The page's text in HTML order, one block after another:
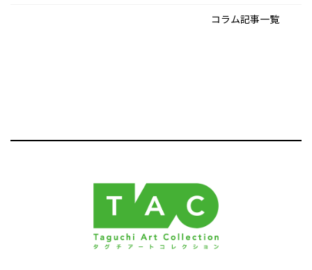
コラム記事一覧